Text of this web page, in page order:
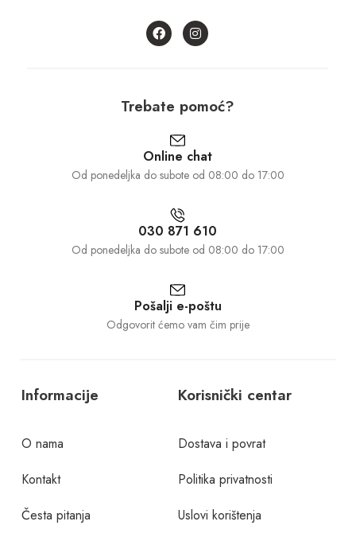
Trebate pomoć?
Online chat
Od ponedeljka do subote od 08:00 do 17:00
030 871 610
Od ponedeljka do subote od 08:00 do 17:00
Pošalji e-poštu
Odgovorit ćemo vam čim prije
Informacije
O nama
Kontakt
Česta pitanja
Korisnički centar
Dostava i povrat
Politika privatnosti
Uslovi korištenja